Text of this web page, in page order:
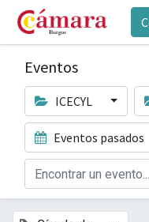
Eventos
ICECYL
Eventos pasados